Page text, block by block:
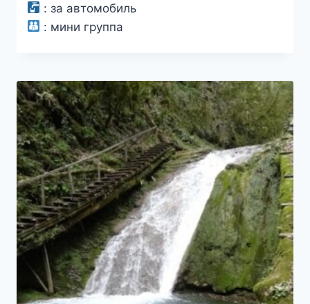
: за автомобиль
: мини группа